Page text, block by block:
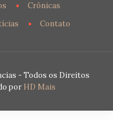
Crônicas
Contato
- Todos os Direitos
por HD Mais